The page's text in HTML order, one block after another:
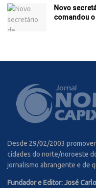
Novo
comandou
Desde 29/02/2003
cidades do norte/noroeste
jornalismo abrangente e de
Fundador e Editor: José